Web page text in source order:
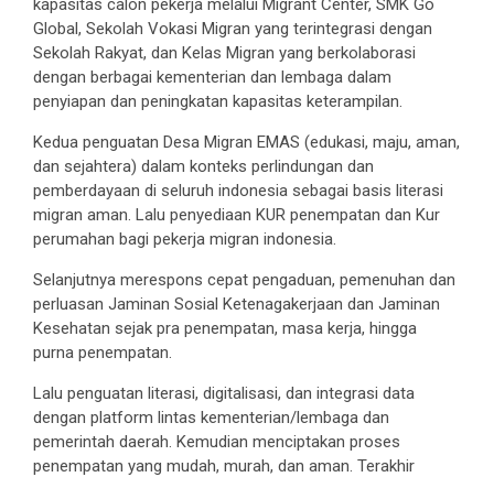
kapasitas calon pekerja melalui Migrant Center, SMK Go
Global, Sekolah Vokasi Migran yang terintegrasi dengan
Sekolah Rakyat, dan Kelas Migran yang berkolaborasi
dengan berbagai kementerian dan lembaga dalam
penyiapan dan peningkatan kapasitas keterampilan.
Kedua penguatan Desa Migran EMAS (edukasi, maju, aman,
dan sejahtera) dalam konteks perlindungan dan
pemberdayaan di seluruh indonesia sebagai basis literasi
migran aman. Lalu penyediaan KUR penempatan dan Kur
perumahan bagi pekerja migran indonesia.
Selanjutnya merespons cepat pengaduan, pemenuhan dan
perluasan Jaminan Sosial Ketenagakerjaan dan Jaminan
Kesehatan sejak pra penempatan, masa kerja, hingga
purna penempatan.
Lalu penguatan literasi, digitalisasi, dan integrasi data
dengan platform lintas kementerian/lembaga dan
pemerintah daerah. Kemudian menciptakan proses
penempatan yang mudah, murah, dan aman. Terakhir